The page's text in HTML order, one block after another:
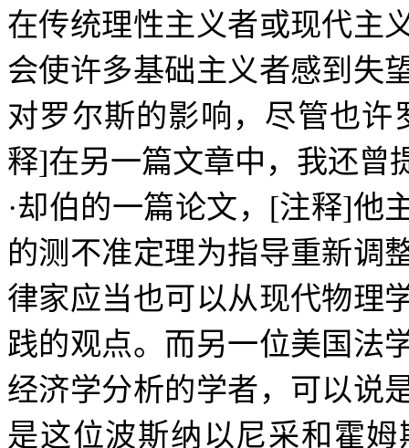
在传统理性主义者或现代主
会使许多基础主义者感到失
对罗尔斯的影响，尽管也
释]在另一篇文章中，我还曾
·却伯的一篇论文， [注释]他
的测不准定理为指导重新调
律家应当也可以从现代物理
践的观点。而另一位美国法
经济学分析的学者，可以说
是这位波斯纳以尼采和霍